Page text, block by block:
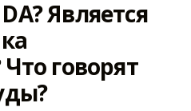
Является
говорят